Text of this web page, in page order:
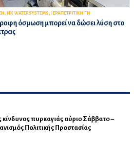
, NK WATERSYSTEMS, ΙΕΡΑΠΕΤΡΙΤΙΚΗ ΓΗ
όσμωση μπορεί να δώσει λύση στο
πυρκαγιάς αύριο Σάββατο –
Πολιτικής Προστασίας